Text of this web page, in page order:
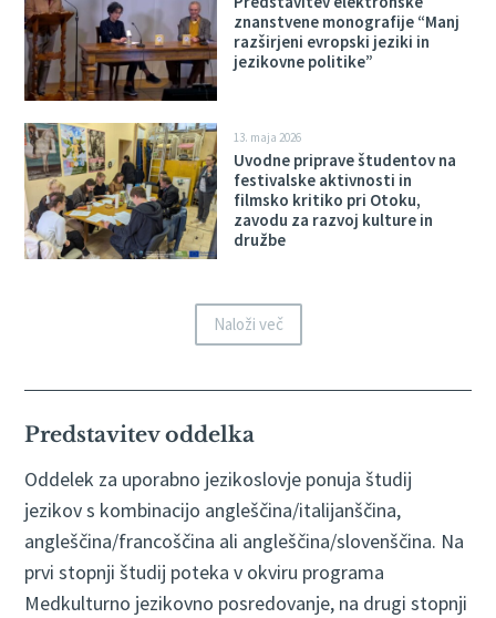
znanstvene monografije “Manj
razširjeni evropski jeziki in
jezikovne politike”
13. maja 2026
Uvodne priprave študentov na
festivalske aktivnosti in
filmsko kritiko pri Otoku,
zavodu za razvoj kulture in
družbe
Naloži več
Predstavitev oddelka
Oddelek za uporabno jezikoslovje ponuja študij
jezikov s kombinacijo angleščina/italijanščina,
angleščina/francoščina ali angleščina/slovenščina. Na
prvi stopnji študij poteka v okviru programa
Medkulturno jezikovno posredovanje, na drugi stopnji